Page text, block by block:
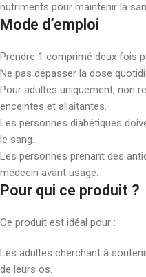
nutriments pour maintenir la
Mode d’emploi
Prendre 1 comprimé deux fois
Ne pas dépasser la dose
Pour adultes uniquement, non
enceintes et allaitantes.
Les personnes diabétiques
le sang.
Les personnes prenant des
médecin avant usage.
Pour qui ce produit ?
Ce produit est idéal pour :
Les adultes cherchant à
de leurs os.